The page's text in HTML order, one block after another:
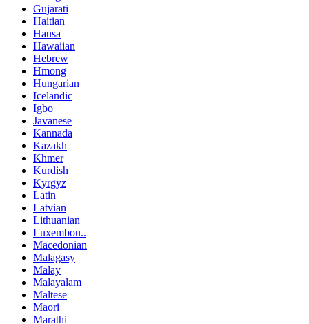
Gujarati
Haitian
Hausa
Hawaiian
Hebrew
Hmong
Hungarian
Icelandic
Igbo
Javanese
Kannada
Kazakh
Khmer
Kurdish
Kyrgyz
Latin
Latvian
Lithuanian
Luxembou..
Macedonian
Malagasy
Malay
Malayalam
Maltese
Maori
Marathi